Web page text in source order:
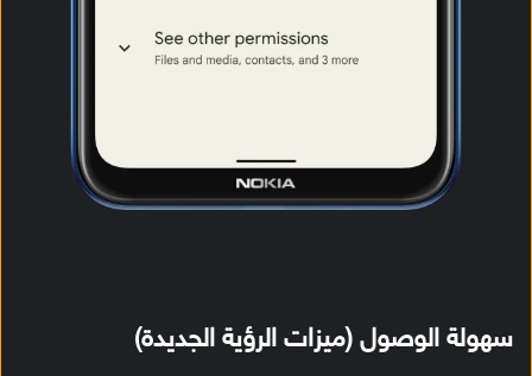
سهولة الوصول (ميزات الرؤية الجديدة)